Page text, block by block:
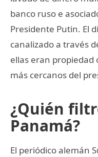
banco ruso e
Presidente Putin. El
canalizado a través
ellas eran propiedad
más cercanos del
¿Quién
Panamá?
El periódico alemán